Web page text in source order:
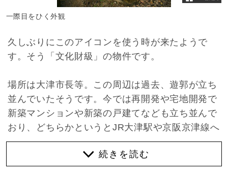
一際目をひく外観
久しぶりにこのアイコンを使う時が来たようで
す。そう「文化財級」の物件です。
場所は大津市長等。この周辺は過去、遊郭が立ち
並んでいたそうです。今では再開発や宅地開発で
新築マンションや新築の戸建てなども立ち並んで
おり、どちらかというとJR大津駅や京阪京津線へ
のアクセスも良い、暮らしやすい便利な場所にな